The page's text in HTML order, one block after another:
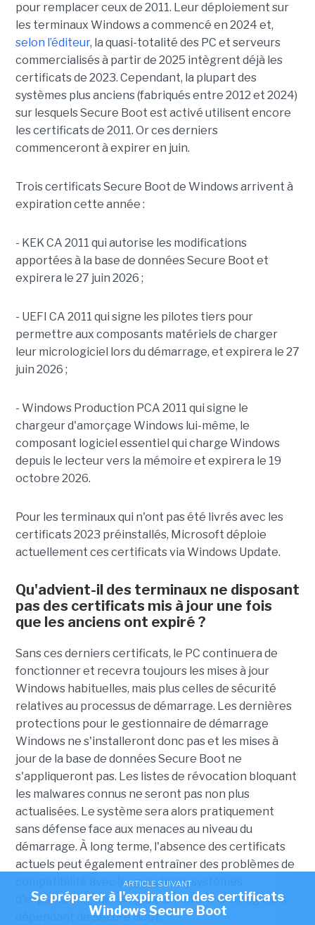
ARTICLE SUIVANT
Se préparer à l'expiration des certificats
Windows Secure Boot
pour remplacer ceux de 2011. Leur déploiement sur
les terminaux Windows a commencé en 2024 et,
selon l’éditeur, la quasi-totalité des PC et serveurs
commercialisés à partir de 2025 intègrent déjà les
certificats de 2023. Cependant, la plupart des
systèmes plus anciens (fabriqués entre 2012 et 2024)
sur lesquels Secure Boot est activé utilisent encore
les certificats de 2011. Or ces derniers
commenceront à expirer en juin.
Trois certificats Secure Boot de Windows arrivent à
expiration cette année :
- KEK CA 2011 qui autorise les modifications
apportées à la base de données Secure Boot et
expirera le 27 juin 2026 ;
- UEFI CA 2011 qui signe les pilotes tiers pour
permettre aux composants matériels de charger
leur micrologiciel lors du démarrage, et expirera le 27
juin 2026 ;
- Windows Production PCA 2011 qui signe le
chargeur d'amorçage Windows lui-même, le
composant logiciel essentiel qui charge Windows
depuis le lecteur vers la mémoire et expirera le 19
octobre 2026.
Pour les terminaux qui n'ont pas été livrés avec les
certificats 2023 préinstallés, Microsoft déploie
actuellement ces certificats via Windows Update.
Qu'advient-il des terminaux ne disposant
pas des certificats mis à jour une fois
que les anciens ont expiré ?
Sans ces derniers certificats, le PC continuera de
fonctionner et recevra toujours les mises à jour
Windows habituelles, mais plus celles de sécurité
relatives au processus de démarrage. Les dernières
protections pour le gestionnaire de démarrage
Windows ne s'installeront donc pas et les mises à
jour de la base de données Secure Boot ne
s'appliqueront pas. Les listes de révocation bloquant
les malwares connus ne seront pas non plus
actualisées. Le système sera alors pratiquement
sans défense face aux menaces au niveau du
démarrage. À long terme, l'absence des certificats
actuels peut également entraîner des problèmes de
compatibilité avec les prochains systèmes
d'exploitation, micrologiciels, matériels ou logiciels
dépendant de Secure Boot.